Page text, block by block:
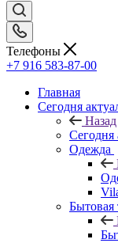
Телефоны
+7 916 583-87-00
Главная
Сегодня
Назад
Сегодня
Одежда
Бытовая